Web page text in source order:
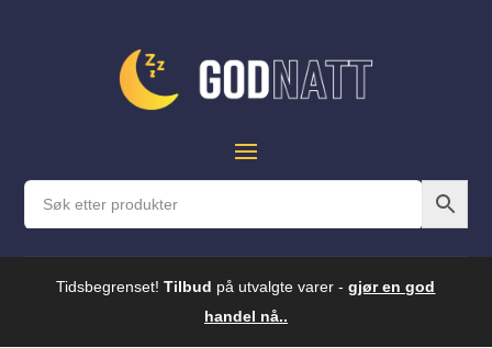
Tidsbegrenset!Tilbud på utvalgte varer -gjør en god
handel nå..